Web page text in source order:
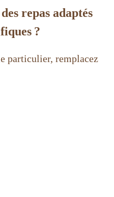
repas adaptés
?
particulier, remplacez